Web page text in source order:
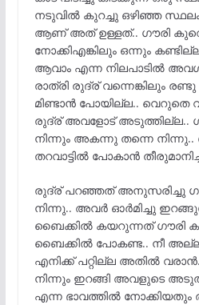
നടുവിൽ കുറച്ചു ഒഴിഞ്ഞ സ്ഥലം
ആണ് അത് ഉള്ളത്.. ഗൗരി
നോക്കിഎങ്കിലും ഒന്നും
ആവാം എന്ന നിലപാടിൽ അവൾ
രാത്രി രുദ്ര് വന്നെങ്കിലും
മിണ്ടാൻ പോയില്ല.. വെറുതെ
രുദ്ര് അവളോട്‌ അടുത്തില്ല..
നിന്നും അകന്നു തന്നെ
തറവാട്ടിൽ പോകാൻ
രുദ്ര് പറഞ്ഞത് അനുസരിച്ചു
നിന്നു.. അവർ ഓർമിച്ചു
ബൈക്കിൽ കയറുന്നത് ഗൗരി
ബൈക്കിൽ പോകണ്ട.. നീ അല്ല
എനിക്ക് പറ്റില്ല അതിൽ
നിന്നും ഇറങ്ങി അവളുടെ
എന്ന ഭാവത്തിൽ